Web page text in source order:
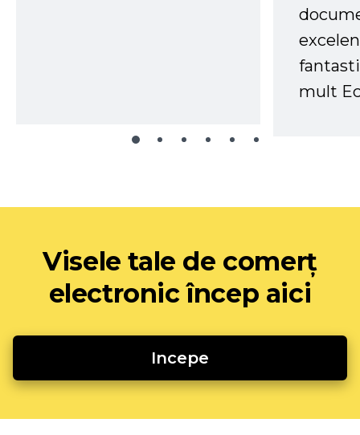
mult
Visele tale de comerț
electronic încep aici
Incepe